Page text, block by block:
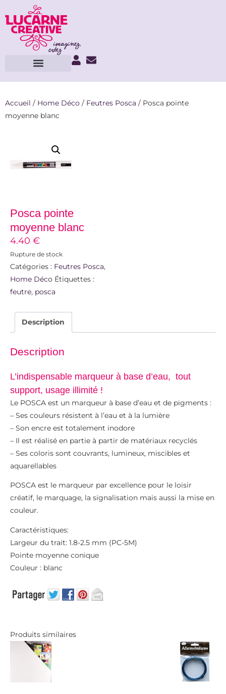
Accueil / Home Déco / Feutres Posca / Posca pointe
moyenne blanc
Posca pointe
moyenne blanc
4.40 €
Rupture de stock
Catégories : Feutres Posca,
Home Déco Étiquettes :
feutre, posca
Description
Description
L’indispensable marqueur à base d’eau, tout
support, usage illimité !
Le POSCA est un marqueur à base d’eau et de pigments :
– Ses couleurs résistent à l’eau et à la lumière
– Son encre est totalement inodore
– Il est réalisé en partie à partir de matériaux recyclés
– Ses coloris sont couvrants, lumineux, miscibles et
aquarellables
POSCA est le marqueur par excellence pour le loisir
créatif, le marquage, la signalisation mais aussi la mise en
couleur.
Caractéristiques:
Largeur du trait: 1.8-2.5 mm (PC-5M)
Pointe moyenne conique
Couleur : blanc
Produits similaires